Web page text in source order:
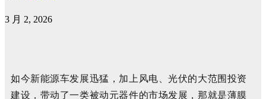
3 月 2, 2026
如今新能源车发展迅猛 ， 加上风电、光伏的大范围投资
建设， 带动了一类被动元器件的市场发展 ， 那就是薄膜